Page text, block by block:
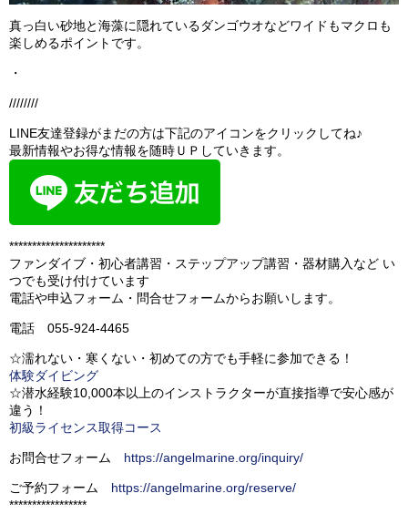
真っ白い砂地と海藻に隠れているダンゴウオなどワイドもマクロも
楽しめるポイントです。
・
////////
LINE友達登録がまだの方は下記のアイコンをクリックしてね♪
最新情報やお得な情報を随時ＵＰしていきます。
*********************
ファンダイブ・初心者講習・ステップアップ講習・器材購入など い
つでも受け付けています
電話や申込フォーム・問合せフォームからお願いします。
電話 055-924-4465
☆濡れない・寒くない・初めての方でも手軽に参加できる！
体験ダイビング
☆潜水経験10,000本以上のインストラクターが直接指導で安心感が
違う！
初級ライセンス取得コース
お問合せフォーム https://angelmarine.org/inquiry/
ご予約フォーム https://angelmarine.org/reserve/
*****************